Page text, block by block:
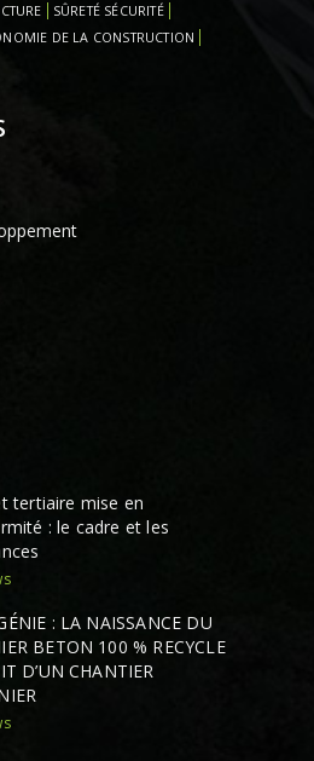
SÛRETÉ SÉCURITÉ
DE LA CONSTRUCTION
tertiaire mise en
: le cadre et les
: LA NAISSANCE DU
BETON 100 % RECYCLE
D’UN CHANTIER